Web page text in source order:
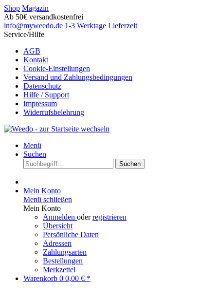
Shop Magazin
Ab 50€ versandkostenfrei
info@myweedo.de 1-3 Werktage Lieferzeit
Service/Hilfe
AGB
Kontakt
Cookie-Einstellungen
Versand und Zahlungsbedingungen
Datenschutz
Hilfe / Support
Impressum
Widerrufsbelehrung
Menü
Suchen
Suchen
Mein Konto
Menü schließen
Mein Konto
Anmelden oderregistrieren
Übersicht
Persönliche Daten
Adressen
Zahlungsarten
Bestellungen
Merkzettel
Warenkorb 0 0,00 € *